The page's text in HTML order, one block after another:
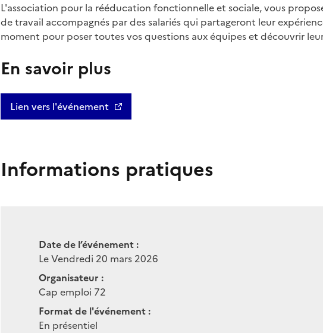
L'association pour la rééducation fonctionnelle et sociale, vous
de travail accompagnés par des salariés qui partageront leur
moment pour poser toutes vos questions aux équipes et découvrir
En savoir plus
Lien vers l'événement
Informations pratiques
Date de l’événement :
Le Vendredi 20 mars 2026
Organisateur :
Cap emploi 72
Format de l'événement :
En présentiel